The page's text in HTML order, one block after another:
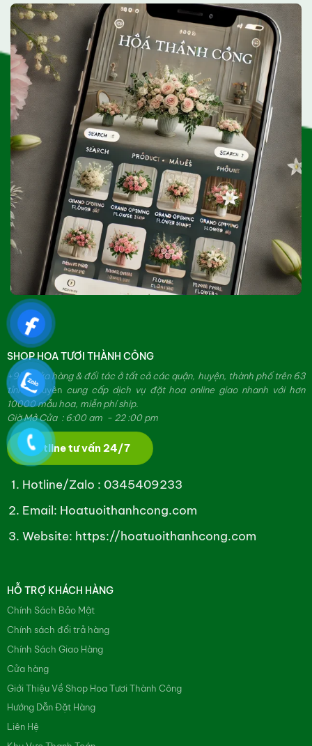
SHOP HOA TƯƠI THÀNH CÔNG
+979 cửa hàng & đối tác ở tất cả các quận, huyện, thành phố trên 63
tỉnh.Chuyêncung cấp dịch vụ đặt hoa online giao nhanh với hơn
10000 mẫu hoa, miễn phí ship.
Giờ Mở Cửa : 6:00 am - 22 :00 pm
Hotline tư vấn 24/7
Hotline/Zalo : 0345409233
Email: Hoatuoithanhcong.com
Website: https://hoatuoithanhcong.com
HỖ TRỢ KHÁCH HÀNG
Chính Sách Bảo Mật
Chính sách đổi trả hàng
Chính Sách Giao Hàng
Cửa hàng
Giới Thiệu Về Shop Hoa Tươi Thành Công
Hướng Dẫn Đặt Hàng
Liên Hệ